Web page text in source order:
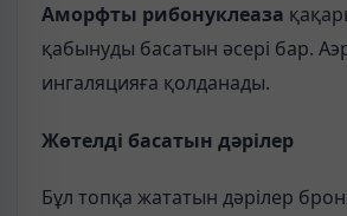
Аморфты рибонуклеаза
қабынуды басатын әсері бар.
ингаляцияға қолданады.
Жөтелді басатын дәрілер
Бұл топқа жататын дәрілер